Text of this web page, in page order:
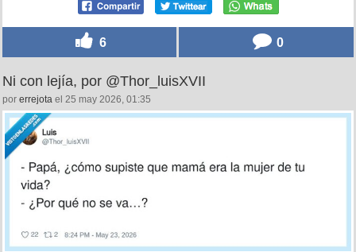
6 0
Ni con lejía, por @Thor_luisXVII
por errejota el 25 may 2026, 01:35